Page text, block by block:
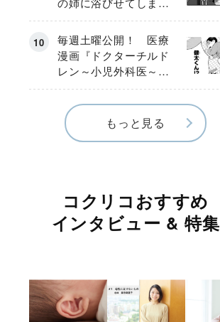
た言葉【番外編・後
編】
毎週土曜公開！ 医療
漫画『ドクターチルド
レン～小児外科医～』
【Episode.４】
もっと見る
コクリコおすすめ
インタビュー & 特集